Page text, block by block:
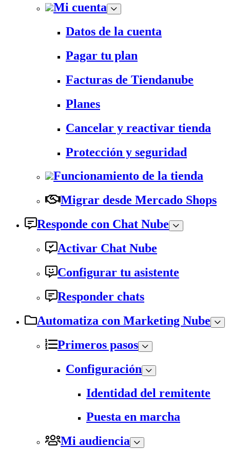
Mi cuenta
Datos de la cuenta
Pagar tu plan
Facturas de Tiendanube
Planes
Cancelar y reactivar tienda
Protección y seguridad
Funcionamiento de la tienda
Migrar desde Mercado Shops
Responde con Chat Nube
Activar Chat Nube
Configurar tu asistente
Responder chats
Automatiza con Marketing Nube
Primeros pasos
Configuración
Identidad del remitente
Puesta en marcha
Mi audiencia